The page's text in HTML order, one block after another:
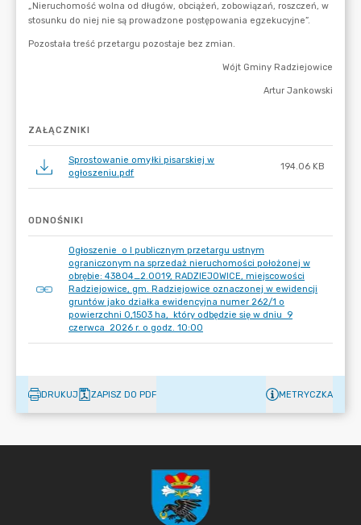
ZAŁĄCZNIKI
Sprostowanie omyłki pisarskiej w
ogłoszeniu.pdf
194.06 KB
ODNOŚNIKI
Ogłoszenie o I publicznym przetargu ustnym
ograniczonym na sprzedaż nieruchomości położonej w
obrębie: 43804_2.0019, RADZIEJOWICE, miejscowości
Radziejowice, gm. Radziejowice oznaczonej w ewidencji
gruntów jako działka ewidencyjna numer 262/1 o
powierzchni 0,1503 ha, który odbędzie się w dniu 9
czerwca 2026 r. o godz. 10:00
DRUKUJ ZAPISZ DO PDF METRYCZKA